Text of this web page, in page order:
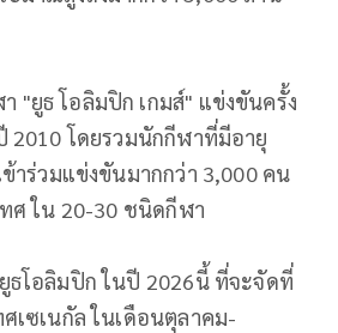
"ยูธ โอลิมปิก เกมส์" แข่งขันครั้ง
2010 โดยรวมนักกีฬาที่มีอายุ
าร่วมแข่งขันมากกว่า 3,000 คน
ศ ใน 20-30 ชนิดกีฬา
ธโอลิมปิก ในปี 2026นี้ ที่จะจัดที่
ศเซเนกัล ในเดือนตุลาคม-